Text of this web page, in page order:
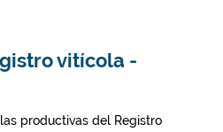
vitícola -
productivas del Registro